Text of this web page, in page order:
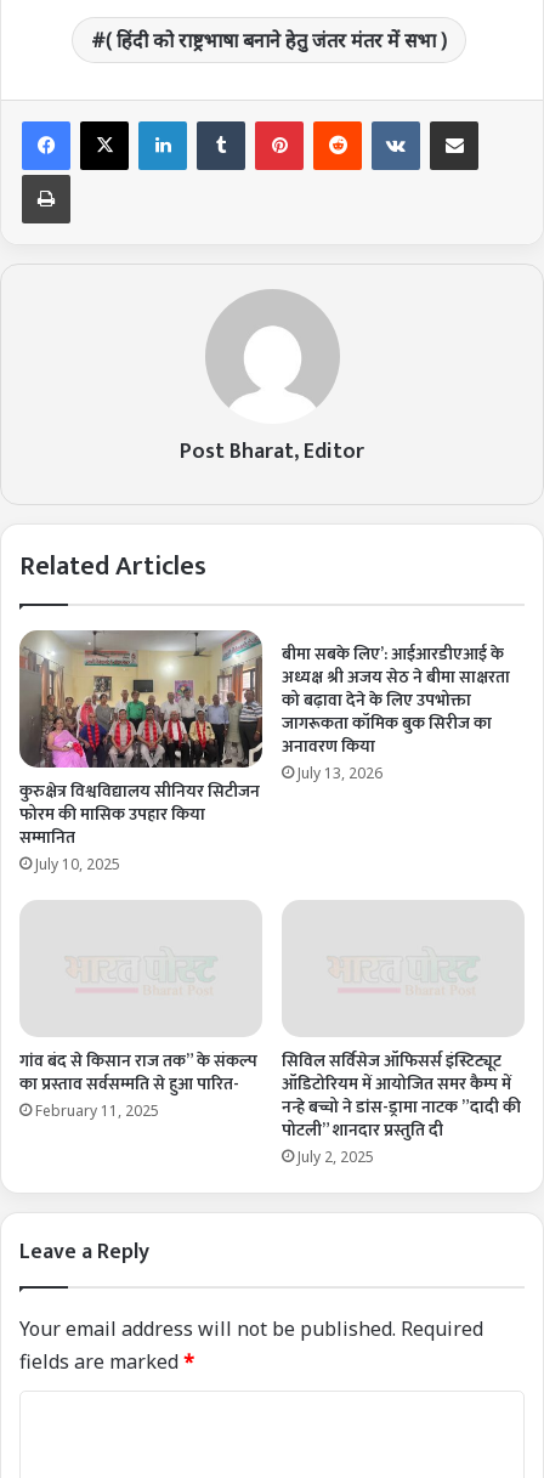
( हिंदी को राष्ट्रभाषा बनाने हेतु जंतर मंतर में सभा )
LinkedInTumblrPinterestRedditVKontakte
Share via Email
Print
Post Bharat, Editor
Related Articles
कुरुक्षेत्र विश्वविद्यालय सीनियर सिटीजन
फोरम की मासिक उपहार किया
सम्मानित
July 10, 2025
बीमा सबके लिए’: आईआरडीएआई के
अध्यक्ष श्री अजय सेठ ने बीमा साक्षरता
को बढ़ावा देने के लिए उपभोक्ता
जागरूकता कॉमिक बुक सिरीज का
अनावरण किया
July 13, 2026
गांव बंद से किसान राज तक” के संकल्प
का प्रस्ताव सर्वसम्मति से हुआ पारित-
February 11, 2025
सिविल सर्विसेज ऑफिसर्स इंस्टिट्यूट
ऑडिटोरियम में आयोजित समर कैम्प में
नन्हे बच्चो ने डांस-ड्रामा नाटक ”दादी की
पोटली” शानदार प्रस्तुति दी
July 2, 2025
Leave a Reply
Your email address will not be published. Required
fields are marked*